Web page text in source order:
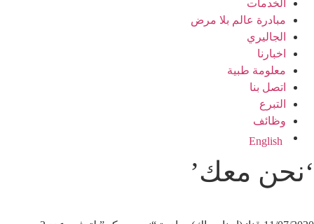
الخدمات
مبادرة عالم بلا مرض
الجاليري
اخبارنا
معلومة طبية
اتصل بنا
التبرع
وظائف
English
‘نحن معك’